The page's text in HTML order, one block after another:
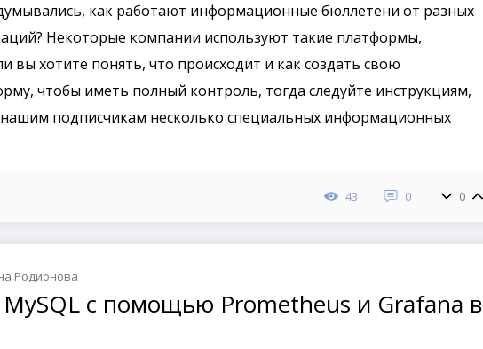
как работают информационные бюллетени от разных
Некоторые компании используют такие платформы,
вы хотите понять, что происходит и как создать свою
чтобы иметь полный контроль, тогда следуйте инструкциям,
подписчикам несколько специальных информационных
43 0 0
Родионова
с помощью Prometheus и Grafana в